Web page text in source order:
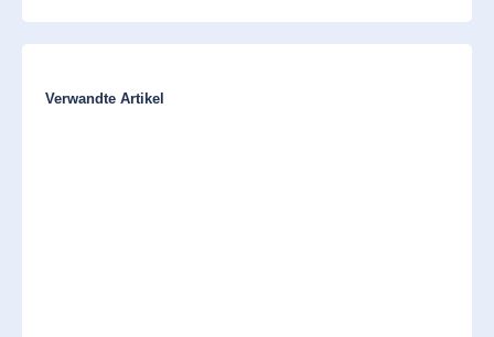
Produktgalerie überspringen
Verwandte Artikel